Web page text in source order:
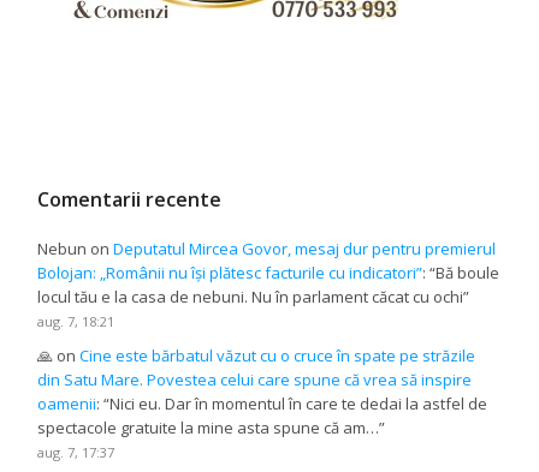
Comentarii recente
Nebun onDeputatul Mircea Govor, mesaj dur pentru premierul
Bolojan: „Românii nu își plătesc facturile cu indicatori”: “Bă boule
locul tău e la casa de nebuni. Nu în parlament căcat cu ochi”
aug. 7, 18:21
🙏 onCine este bărbatul văzut cu o cruce în spate pe străzile
din Satu Mare. Povestea celui care spune că vrea să inspire
oamenii: “Nici eu. Dar în momentul în care te dedai la astfel de
spectacole gratuite la mine asta spune că am…”
aug. 7, 17:37